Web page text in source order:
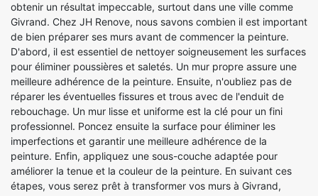
obtenir un résultat impeccable, surtout dans une ville comme
Givrand. Chez JH Renove, nous savons combien il est important
de bien préparer ses murs avant de commencer la peinture.
D'abord, il est essentiel de nettoyer soigneusement les surfaces
pour éliminer poussières et saletés. Un mur propre assure une
meilleure adhérence de la peinture. Ensuite, n'oubliez pas de
réparer les éventuelles fissures et trous avec de l'enduit de
rebouchage. Un mur lisse et uniforme est la clé pour un fini
professionnel. Poncez ensuite la surface pour éliminer les
imperfections et garantir une meilleure adhérence de la
peinture. Enfin, appliquez une sous-couche adaptée pour
améliorer la tenue et la couleur de la peinture. En suivant ces
étapes, vous serez prêt à transformer vos murs à Givrand,